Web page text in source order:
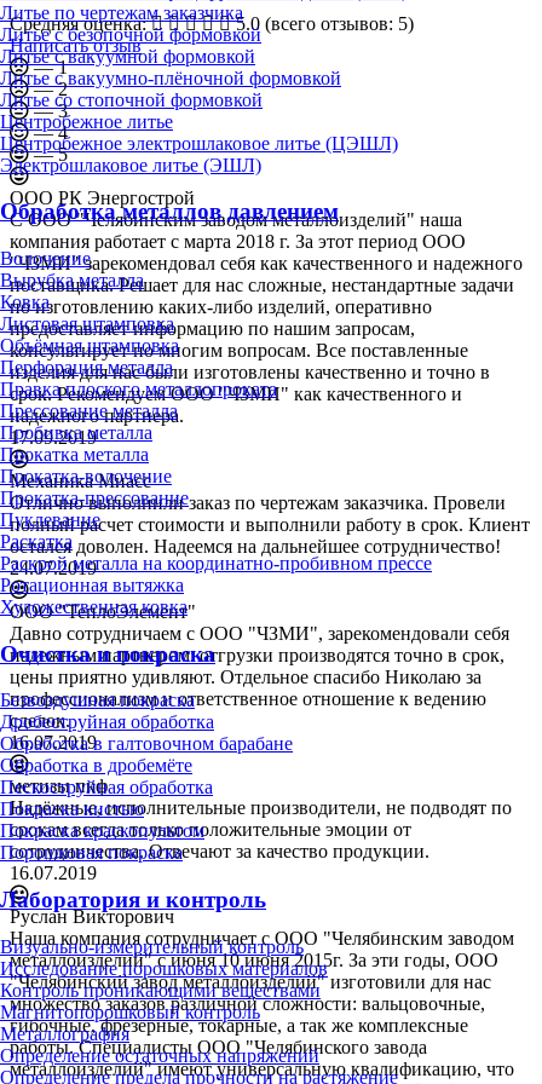
Литье по чертежам заказчика
Литье с безопочной формовкой
Литье с вакуумной формовкой
Литье с вакуумно-плёночной формовкой
Литье со стопочной формовкой
Центробежное литье
Центробежное электрошлаковое литье (ЦЭШЛ)
Электрошлаковое литье (ЭШЛ)
Обработка металлов давлением
Волочение
Вырубка металла
Ковка
Листовая штамповка
Объёмная штамповка
Перфорация металла
Правка плоского металлопроката
Прессование металла
Пробивка металла
Прокатка металла
Прокатка-волочение
Прокатка-прессование
Пуклевание
Раскатка
Раскрой металла на координатно-пробивном прессе
Ротационная вытяжка
Художественная ковка
Очистка и покраска
Безвоздушная покраска
Дробеструйная обработка
Обработка в галтовочном барабане
Обработка в дробемёте
Пескоструйная обработка
Покраска кистью
Покраска краскопультом
Порошковая покраска
Лаборатория и контроль
Визуально-измерительный контроль
Исследование порошковых материалов
Контроль проникающими веществами
Магнитопорошковый контроль
Металлография
Определение остаточных напряжений
Определение предела прочности на растяжение
Средняя оценка: 5.0 (всего отзывов: 5)
Написать отзыв
— 1
— 2
— 3
— 4
— 5
ООО РК Энергострой
С ООО "Челябинским заводом металлоизделий" наша
компания работает с марта 2018 г. За этот период ООО
"ЧЗМИ" зарекомендовал себя как качественного и надежного
поставщика. Решает для нас сложные, нестандартные задачи
по изготовлению каких-либо изделий, оперативно
предоставляет информацию по нашим запросам,
консультирует по многим вопросам. Все поставленные
изделия для нас были изготовлены качественно и точно в
срок. Рекомендуем ООО "ЧЗМИ" как качественного и
надежного партнера.
17.09.2019
Механика Миасс
Отлично выполнили заказ по чертежам заказчика. Провели
полный расчет стоимости и выполнили работу в срок. Клиент
остался доволен. Надеемся на дальнейшее сотрудничество!
24.07.2019
ООО "ТеплоЭлемент"
Давно сотрудничаем с ООО "ЧЗМИ", зарекомендовали себя
надежным партнером: отгрузки производятся точно в срок,
цены приятно удивляют. Отдельное спасибо Николаю за
профессионализм и ответственное отношение к ведению
сделок.
16.07.2019
метизы пкф
Надёжные, исполнительные производители, не подводят по
срокам всегда только положительные эмоции от
сотрудничества. Отвечают за качество продукции.
16.07.2019
Руслан Викторович
Наша компания сотрудничает с ООО "Челябинским заводом
металлоизделий" с июня 10 июня 2015г. За эти годы, ООО
"Челябинский завод металлоизделий" изготовили для нас
множество заказов различной сложности: вальцовочные,
гибочные, фрезерные, токарные, а так же комплексные
работы. Специалисты ООО "Челябинского завода
металлоизделий" имеют универсальную квалификацию, что